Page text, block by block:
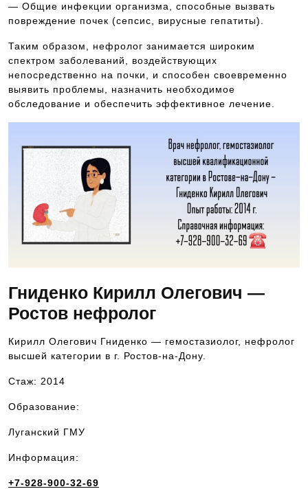
— Общие инфекции организма, способные вызвать
повреждение почек (сепсис, вирусные гепатиты).
Таким образом, нефролог занимается широким
спектром заболеваний, воздействующих
непосредственно на почки, и способен своевременно
выявить проблемы, назначить необходимое
обследование и обеспечить эффективное лечение.
Гниденко Кирилл Олегович —
Ростов нефролог
Кирилл Олегович Гниденко — гемостазиолог, нефролог
высшей категории в г. Ростов-на-Дону.
Стаж: 2014
Образование:
Луганский ГМУ
Информация:
+7-928-900-32-69